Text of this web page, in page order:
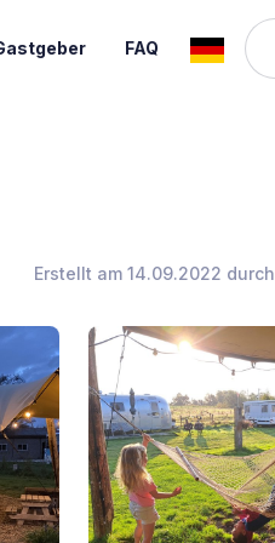
FAQ
Erstellt am 14.09.2022 durch